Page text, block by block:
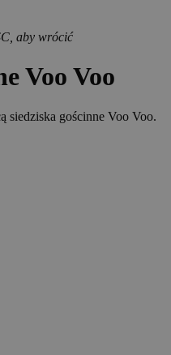
aby wrócić
Voo Voo
siedziska gościnne Voo Voo.